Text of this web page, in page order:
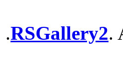
RSGallery2.